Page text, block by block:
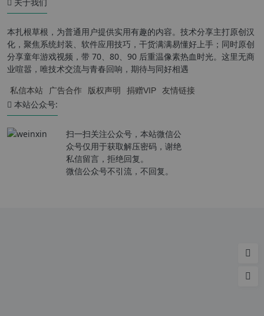
本扎根草根，为普通用户提供实用有趣的内容。技术分享主打原创汉
化，聚焦系统封装、软件应用技巧，干货满满易懂好上手；同时原创
分享童年游戏视频，带 70、80、90 后重温像素热血时光。这里无商
业喧嚣，唯技术交流与青春回响，期待与同好相遇
私信本站 广告合作 版权声明 捐赠VIP 友情链接
本站公众号:
扫一扫关注公众号，本站微信公
众号仅用于获取解压密码，谢绝
私信留言，拒绝回复。
微信公众号不引流，不回复。